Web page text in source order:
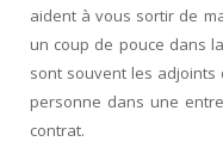
aident à vous sortir de
un coup de pouce dans
sont souvent les adjoints
personne dans une
contrat.